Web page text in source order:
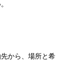
から、場所と希